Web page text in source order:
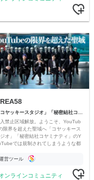
禁止区域解放。ようこそ、YouTub
限界を超えた聖域へ「コヤッキース
オ」「秘密結社コヤミナティ」のY
では規制されてしまうような都
開。
営ツール
ンラインコミュニティ